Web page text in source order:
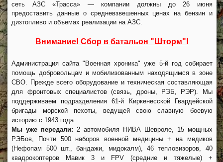
сеть АЗС «Трасса» — компании должны до 26 июня
предоставить данные о средневзвешенных ценах на бензин и
дизтопливо и объемах реализации на АЗС.
Внимание! Сбор в батальон "Шторм"!
Администрация сайта "Военная хроника" уже 5-й год собирает
помощь добровольцам и мобилизованным находящимся в зоне
СВО. Прежде всего оборудование и техническая составляющая
для фронтовых специалистов (связь, дроны, РЭБ, РЭР). Мы
поддерживаем подразделения 61-й Киркенесской Гвардейской
бригады морской пехоты, ведущей свою славную боевую
историю с 1943 года.
Мы уже передали: 2 автомобиля НИВА Шевроле, 15 мощных
РЭБов, Почти 500 наборов военной медицины + на медиков
(Нефопам 500 шт., бандажи, мидокалм), 46 тепловизоров, 40
квадрокоптеров Мавик 3 и FPV (средние и тяжелые) +